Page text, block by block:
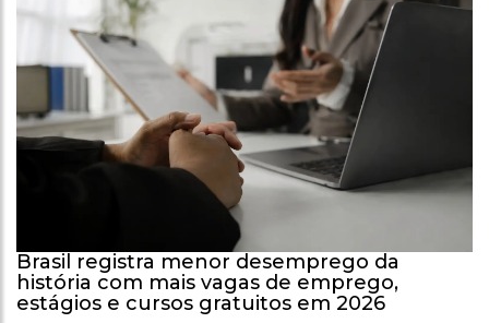
Brasil registra menor desemprego da
história com mais vagas de emprego,
estágios e cursos gratuitos em 2026